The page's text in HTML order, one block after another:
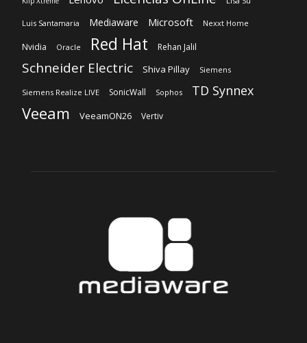
Luis Santamaria Mediaware Microsoft Nexxt Home
Nvidia Oracle Red Hat Rehan Jalil
Schneider Electric Shiva Pillay Siemens
Siemens Realize LIVE SonicWall Sophos TD Synnex
Veeam VeeamON26 Vertiv